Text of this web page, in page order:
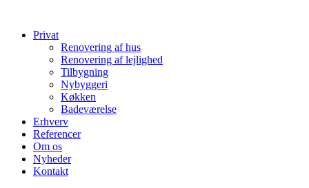
indholdPrivat
Renovering af hus
Renovering af lejlighed
Tilbygning
Nybyggeri
Køkken
Badeværelse
Erhverv
Referencer
Om os
Nyheder
Kontakt